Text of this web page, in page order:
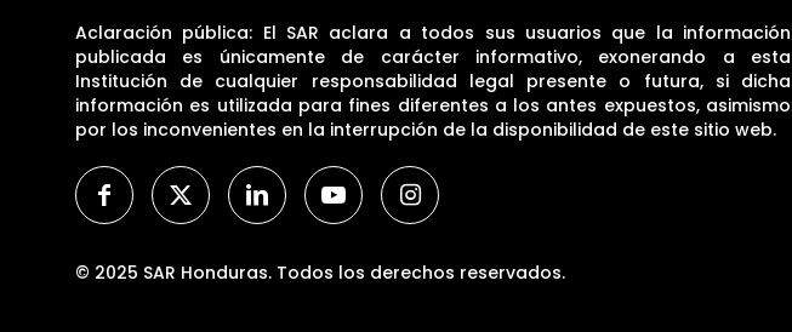
Aclaración pública: El SAR aclara a todos sus usuarios que la información
publicada es únicamente de carácter informativo, exonerando a esta
Institución de cualquier responsabilidad legal presente o futura, si dicha
información es utilizada para fines diferentes a los antes expuestos, asimismo
por los inconvenientes en la interrupción de la disponibilidad de este sitio web.
© 2025 SAR Honduras. Todos los derechos reservados.